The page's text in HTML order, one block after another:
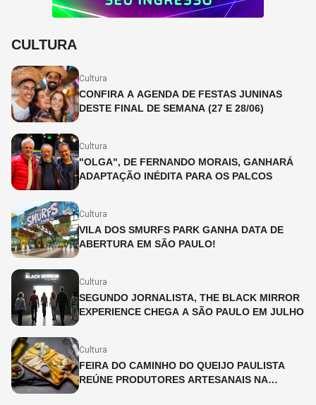
CULTURA
Cultura
CONFIRA A AGENDA DE FESTAS JUNINAS
DESTE FINAL DE SEMANA (27 E 28/06)
Cultura
"OLGA", DE FERNANDO MORAIS, GANHARÁ
ADAPTAÇÃO INÉDITA PARA OS PALCOS
Cultura
VILA DOS SMURFS PARK GANHA DATA DE
ABERTURA EM SÃO PAULO!
Cultura
SEGUNDO JORNALISTA, THE BLACK MIRROR
EXPERIENCE CHEGA A SÃO PAULO EM JULHO
Cultura
FEIRA DO CAMINHO DO QUEIJO PAULISTA
REÚNE PRODUTORES ARTESANAIS NA